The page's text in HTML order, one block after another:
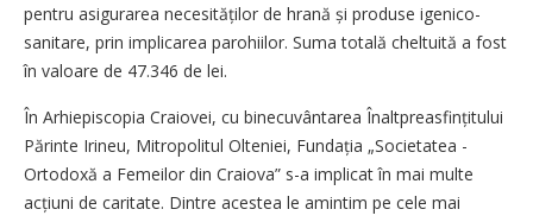
pentru asigurarea necesităților de hrană și produse igenico-
sanitare, prin implicarea parohiilor. Suma totală cheltuită a fost
în valoare de 47.346 de lei.
În Arhiepiscopia Craiovei, cu binecuvântarea Înaltprea­sfin­ți­tului
Părinte Irineu, Mitropolitul Olteniei, Fundația „Societatea ­
Ortodoxă a Femeilor din Craiova” s-a implicat în mai multe
acțiuni de caritate. Dintre acestea le amintim pe cele mai